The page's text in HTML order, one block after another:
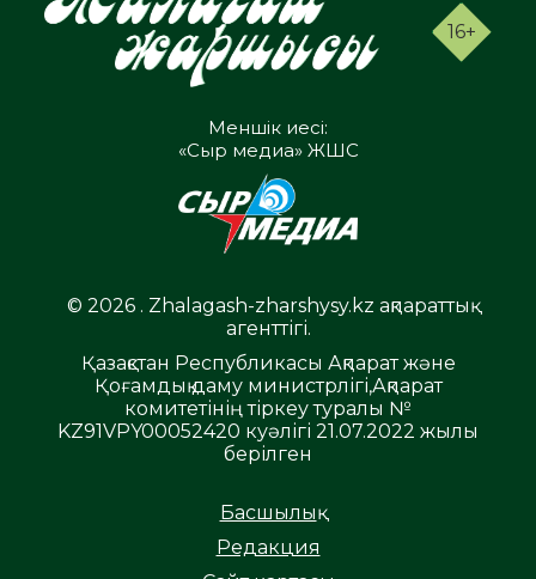
16+
Меншік иесі:
«Сыр медиа» ЖШС
© 2026 . Zhalagash-zharshysy.kz ақпараттық
агенттігі.
Қазақстан Республикасы Ақпарат және
Қоғамдық даму министрлігі,Ақпарат
комитетінің тіркеу туралы №
KZ91VPY00052420 куәлігі 21.07.2022 жылы
берілген
Басшылық
Редакция